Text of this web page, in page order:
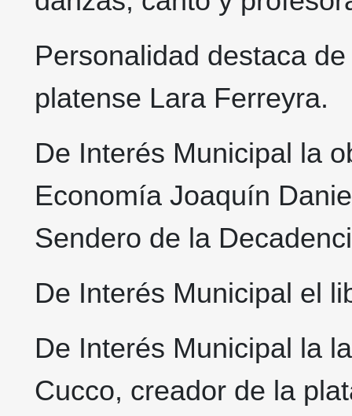
Personalidad destaca
platense Lara Ferreyra.
De Interés Municipal la
Economía Joaquín
Sendero de la
De Interés Municipal el
De Interés Municipal la
Cucco, creador de la